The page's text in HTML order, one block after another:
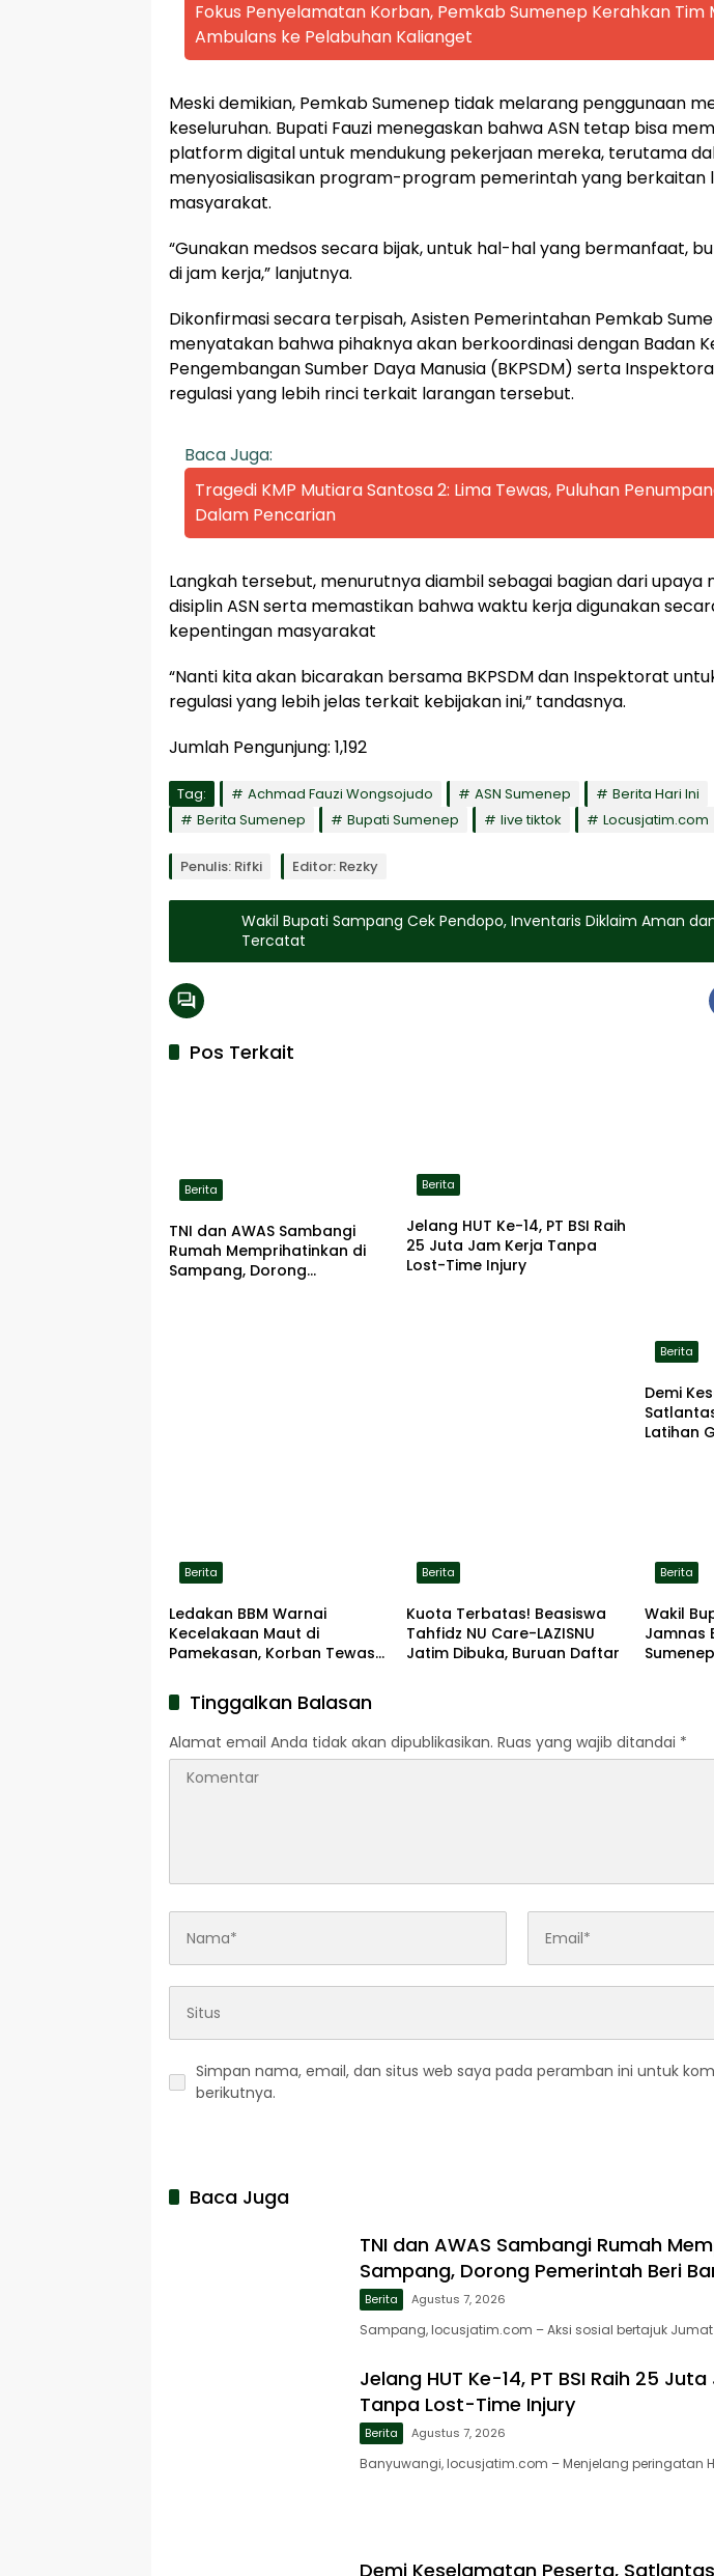
Fokus Penyelamatan Korban, Pemkab Sumenep Kerahkan Tim
Ambulans ke Pelabuhan Kalianget
Meski demikian, Pemkab Sumenep tidak melarang penggunaan
keseluruhan. Bupati Fauzi menegaskan bahwa ASN tetap bisa
platform digital untuk mendukung pekerjaan mereka, terutama
menyosialisasikan program-program pemerintah yang berkaitan
masyarakat.
“Gunakan medsos secara bijak, untuk hal-hal yang bermanfaat,
di jam kerja,” lanjutnya.
Dikonfirmasi secara terpisah, Asisten Pemerintahan Pemkab
menyatakan bahwa pihaknya akan berkoordinasi dengan Badan
Pengembangan Sumber Daya Manusia (BKPSDM) serta
regulasi yang lebih rinci terkait larangan tersebut.
Baca Juga:
Tragedi KMP Mutiara Santosa 2: Lima Tewas, Puluhan
Dalam Pencarian
Langkah tersebut, menurutnya diambil sebagai bagian dari upaya
disiplin ASN serta memastikan bahwa waktu kerja digunakan
kepentingan masyarakat
“Nanti kita akan bicarakan bersama BKPSDM dan Inspektorat
regulasi yang lebih jelas terkait kebijakan ini,” tandasnya.
Jumlah Pengunjung: 1,192
Tag: Achmad Fauzi Wongsojudo ASN Sumenep
Berita Hari Ini
Berita Sumenep
Bupati Sumenep live tiktok Locusjatim.com
Penulis: Rifki Editor: Rezky
Wakil Bupati Sampang Cek Pendopo, Inventaris Diklaim Aman
Tercatat
Pos Terkait
Berita
TNI dan AWAS Sambangi
Rumah Memprihatinkan di
Sampang, Dorong
Berita
Jelang HUT Ke-14, PT BSI Raih
25 Juta Jam Kerja Tanpa
Lost-Time Injury
Berita
Demi
Latihan
Berita
Ledakan BBM Warnai
Kecelakaan Maut di
Pamekasan, Korban Tewas
Berita
Kuota Terbatas! Beasiswa
Tahfidz NU Care-LAZISNU
Jatim Dibuka, Buruan Daftar
Berita
Wakil
Jamnas
Tinggalkan Balasan
Alamat email Anda tidak akan dipublikasikan. Ruas yang wajib ditandai *
Simpan nama, email, dan situs web saya pada peramban ini untuk
berikutnya.
Baca Juga
TNI dan AWAS Sambangi Rumah
Sampang, Dorong Pemerintah Beri
Berita Agustus 7, 2026
Sampang, locusjatim.com – Aksi sosial bertajuk Jumat
Jelang HUT Ke-14, PT BSI Raih 25
Tanpa Lost-Time Injury
Berita Agustus 7, 2026
Banyuwangi, locusjatim.com – Menjelang peringatan
Demi Keselamatan Peserta,